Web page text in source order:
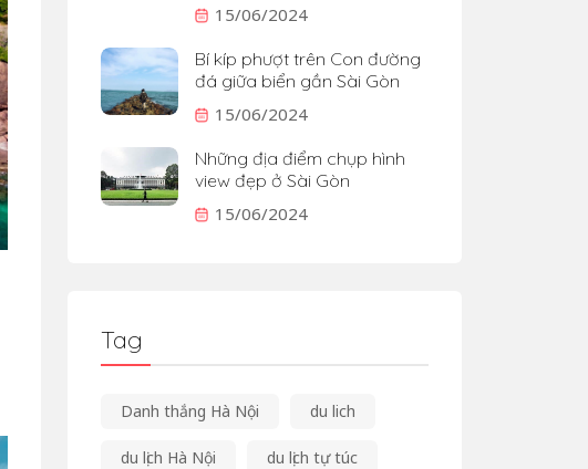
15/06/2024
Bí kíp phượt trên Con đường
đá giữa biển gần Sài Gòn
15/06/2024
Những địa điểm chụp hình
view đẹp ở Sài Gòn
15/06/2024
Tag
Danh thắng Hà Nội du lich
du lịch Hà Nội du lịch tự túc